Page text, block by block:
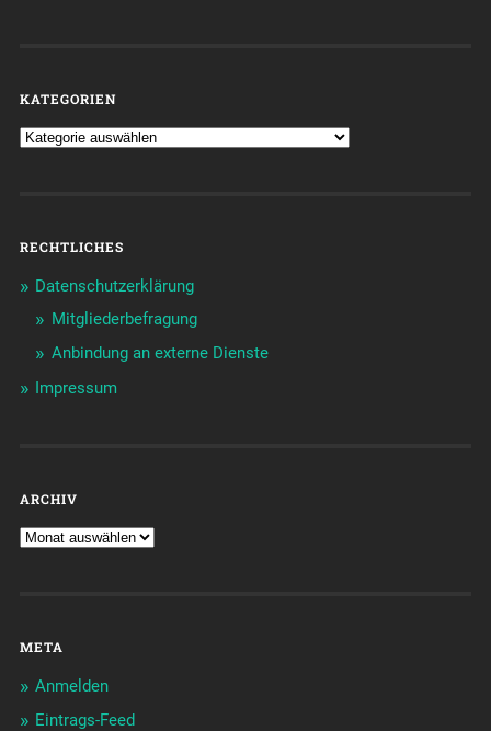
KATEGORIEN
RECHTLICHES
Datenschutzerklärung
Mitgliederbefragung
Anbindung an externe Dienste
Impressum
ARCHIV
META
Anmelden
Eintrags-Feed